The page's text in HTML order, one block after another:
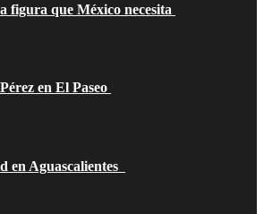
que México necesita
en El Paseo
en Aguascalientes